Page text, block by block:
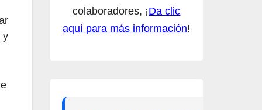
y
colaboradores, ¡Da clic
aquí para más información!